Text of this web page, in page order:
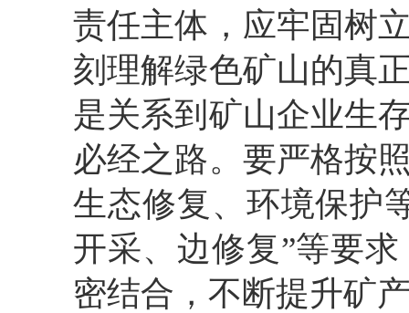
责任主体，应牢固树
刻理解绿色矿山的真
是关系到矿山企业生
必经之路。要严格按
生态修复、环境保护
开采、边修复”等要
密结合，不断提升矿